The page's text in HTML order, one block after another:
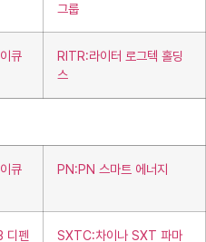
그룹
큐
RITR:라이터 로그텍 홀딩
스
큐
PN:PN 스마트 에너지
디펜
SXTC:차이나 SXT 파마